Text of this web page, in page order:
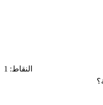
النقاط: 1